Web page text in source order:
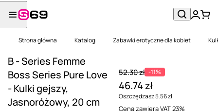
Strona główna Katalog Zabawki erotyczne dla kobiet
B - Series Femme
Boss Series Pure Love
- Kulki gejszy,
Jasnoróżowy, 20 cm
52.30 zł -11%
46.74 zł
Oszczędzasz 5.56 zł
Cena zawiera VAT 23%